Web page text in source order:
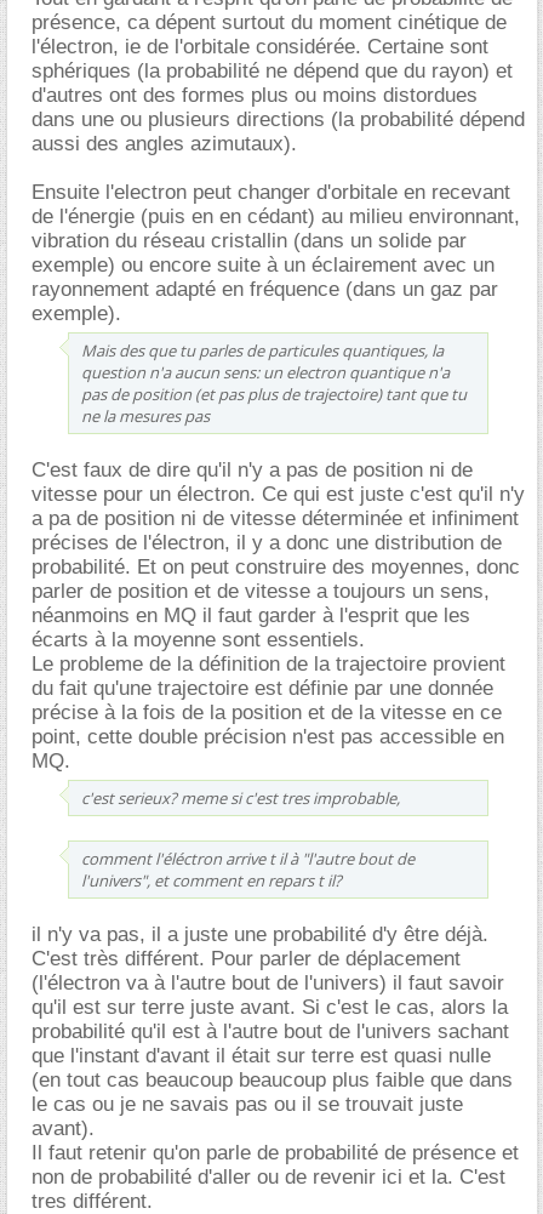
présence, ca dépent surtout du moment cinétique de
l'électron, ie de l'orbitale considérée. Certaine sont
sphériques (la probabilité ne dépend que du rayon) et
d'autres ont des formes plus ou moins distordues
dans une ou plusieurs directions (la probabilité dépend
aussi des angles azimutaux).
Ensuite l'electron peut changer d'orbitale en recevant
de l'énergie (puis en en cédant) au milieu environnant,
vibration du réseau cristallin (dans un solide par
exemple) ou encore suite à un éclairement avec un
rayonnement adapté en fréquence (dans un gaz par
exemple).
Mais des que tu parles de particules quantiques, la
question n'a aucun sens: un electron quantique n'a
pas de position (et pas plus de trajectoire) tant que tu
ne la mesures pas
C'est faux de dire qu'il n'y a pas de position ni de
vitesse pour un électron. Ce qui est juste c'est qu'il n'y
a pa de position ni de vitesse déterminée et infiniment
précises de l'électron, il y a donc une distribution de
probabilité. Et on peut construire des moyennes, donc
parler de position et de vitesse a toujours un sens,
néanmoins en MQ il faut garder à l'esprit que les
écarts à la moyenne sont essentiels.
Le probleme de la définition de la trajectoire provient
du fait qu'une trajectoire est définie par une donnée
précise à la fois de la position et de la vitesse en ce
point, cette double précision n'est pas accessible en
MQ.
c'est serieux? meme si c'est tres improbable,
comment l'éléctron arrive t il à "l'autre bout de
l'univers", et comment en repars t il?
il n'y va pas, il a juste une probabilité d'y être déjà.
C'est très différent. Pour parler de déplacement
(l'électron va à l'autre bout de l'univers) il faut savoir
qu'il est sur terre juste avant. Si c'est le cas, alors la
probabilité qu'il est à l'autre bout de l'univers sachant
que l'instant d'avant il était sur terre est quasi nulle
(en tout cas beaucoup beaucoup plus faible que dans
le cas ou je ne savais pas ou il se trouvait juste
avant).
Il faut retenir qu'on parle de probabilité de présence et
non de probabilité d'aller ou de revenir ici et la. C'est
tres différent.